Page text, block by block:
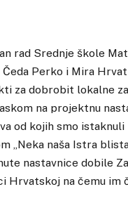
rad Srednje škole
Čeda Perko i Mira
za dobrobit lokalne
na projektnu
od kojih smo
„Neka naša Istra
nastavnice dobile
Hrvatskoj na čemu im